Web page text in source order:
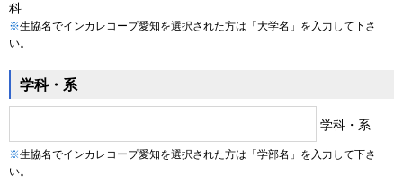
科
※生協名でインカレコープ愛知を選択された方は「大学名」を入力して下さ
い。
学科・系
学科・系
※生協名でインカレコープ愛知を選択された方は「学部名」を入力して下さ
い。